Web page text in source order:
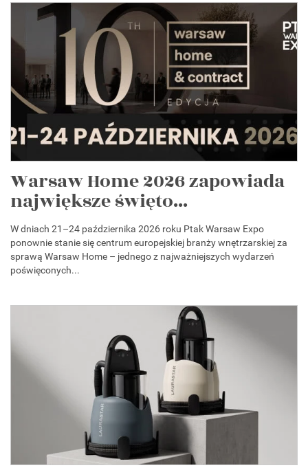
Warsaw Home 2026 zapowiada
największe święto...
W dniach 21–24 października 2026 roku Ptak Warsaw Expo
ponownie stanie się centrum europejskiej branży wnętrzarskiej za
sprawą Warsaw Home – jednego z najważniejszych wydarzeń
poświęconych...